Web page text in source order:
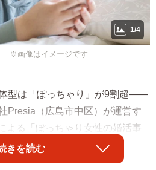
1/4
※画像はイメージです
型は「ぽっちゃり」が9割超――
Presia（広島市中区）が運営す
よる「ぽっちゃり女性の婚活事
でわかりました。では、ぽっち
力があれば結婚対象になるので
きを読む